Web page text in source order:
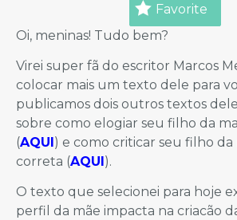
Favorite
Oi, meninas! Tudo bem?
Virei super fã do escritor Marcos
colocar mais um texto dele para
publicamos dois outros textos
sobre como elogiar seu filho da
(AQUI) e como criticar seu filho da
correta (AQUI).
O texto que selecionei para hoje
perfil da mãe impacta na criacão